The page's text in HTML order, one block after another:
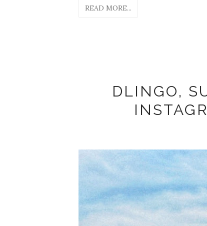
READ MORE...
DLINGO,